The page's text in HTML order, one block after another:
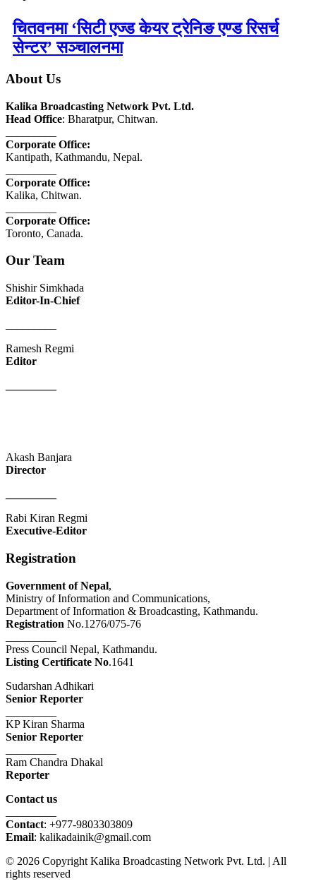
चितवनमा ‘सिटी एज्ड केयर ट्रेनिङ एण्ड रिसर्च
सेन्टर’ सञ्चालनमा
About Us
Kalika Broadcasting Network Pvt. Ltd.
Head Office: Bharatpur, Chitwan.
Corporate Office:
Kantipath, Kathmandu, Nepal.
Corporate Office:
Kalika, Chitwan.
Corporate Office:
Toronto, Canada.
Our Team
Shishir Simkhada
Editor-In-Chief
Ramesh Regmi
Editor
Akash Banjara
Director
Rabi Kiran Regmi
Executive-Editor
Registration
Government of Nepal,
Ministry of Information and Communications,
Department of Information & Broadcasting, Kathmandu.
Registration No.1276/075-76
Press Council Nepal, Kathmandu.
Listing Certificate No.1641
Sudarshan Adhikari
Senior Reporter
KP Kiran Sharma
Senior Reporter
Ram Chandra Dhakal
Reporter
Contact us
Contact: +977-9803303809
Email: kalikadainik@gmail.com
© 2026 Copyright Kalika Broadcasting Network Pvt. Ltd. | All
rights reserved